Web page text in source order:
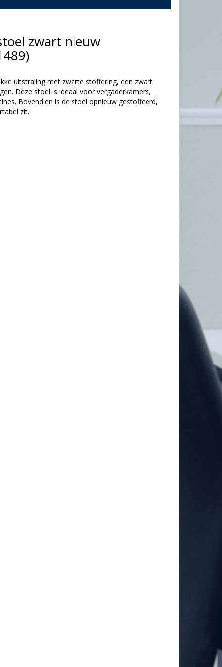
zwart nieuw
uitstraling met zwarte stoffering, een zwart
Deze stoel is ideaal voor vergaderkamers,
Bovendien is de stoel opnieuw gestoffeerd,
zit.